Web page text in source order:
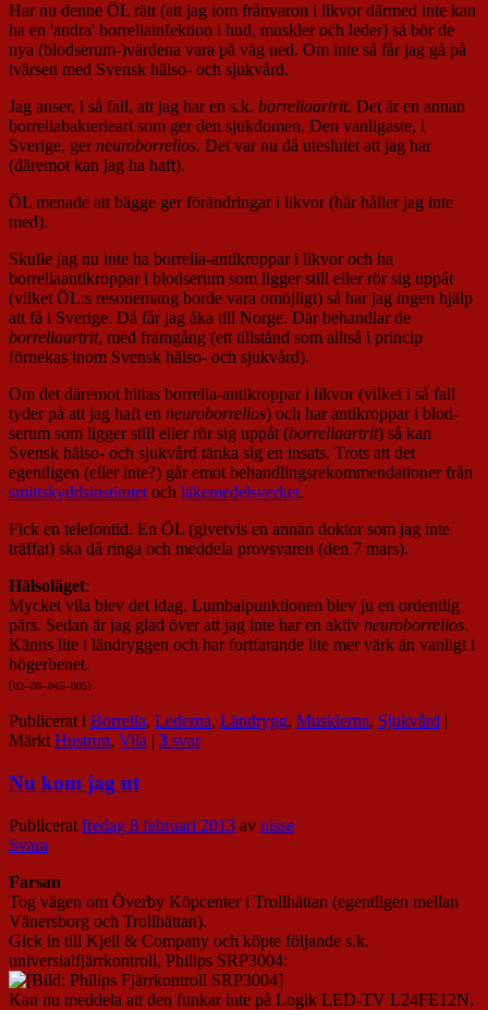
Har nu denne ÖL rätt (att jag iom frånvaron i likvor därmed inte kan
ha en 'andra' borreliainfektion i hud, muskler och leder) så bör de
nya (blodserum-)värdena vara på väg ned. Om inte så får jag gå på
tvärsen med Svensk hälso- och sjukvård.
Jag anser, i så fall, att jag har en s.k. borreliaartrit. Det är en annan
borreliabakterieart som ger den sjukdomen. Den vanligaste, i
Sverige, gerneuroborrelios. Det var nu då uteslutet att jag har
(däremot kan jag ha haft).
ÖL menade att bägge ger förändringar i likvor (här håller jag inte
med).
Skulle jag nu inte ha borrelia-antikroppar i likvor och ha
borreliaantikroppar i blodserum som ligger still eller rör sig uppåt
(vilket ÖL:s resonemang borde vara omöjligt) så har jag ingen hjälp
att få i Sverige. Då får jag åka till Norge. Där behandlar de
borreliaartrit, med framgång (ett tillstånd som alltså i princip
förnekas inom Svensk hälso- och sjukvård).
Om det däremot hittas borrelia-antikroppar i likvor (vilket i så fall
tyder på att jag haft en neuroborrelios) och har antikroppar i blod-
serum som ligger still eller rör sig uppåt (borreliaartrit) så kan
Svensk hälso- och sjukvård tänka sig en insats. Trots att det
egentligen (eller inte?) går emot behandlingsrekommendationer från
smittskyddsinstitutet och läkemedelsverket.
Fick en telefontid. En ÖL (givetvis en annan doktor som jag inte
träffat) ska då ringa och meddela provsvaren (den 7 mars).
Hälsoläget:
Mycket vila blev det idag. Lumbalpunktionen blev ju en ordentlig
pärs. Sedan är jag glad över att jag inte har en aktiv neuroborrelios.
Känns lite i ländryggen och har fortfarande lite mer värk än vanligt i
högerbenet.
02–08–045–005]
Publicerat i Borrelia, Lederna, Ländrygg, Musklerna, Sjukvård |
Märkt Hustrun, Vila | 3 svar
Nu kom jag ut
Publicerat fredag 8 februari 2013 av nisse
Svara
Farsan
Tog vägen om Överby Köpcenter i Trollhättan (egentligen mellan
Vänersborg och Trollhättan).
Gick in till Kjell & Company och köpte följande s.k.
universialfjärrkontroll, Philips SRP3004:
Kan nu meddela att den funkar inte på Logik LED-TV L24FE12N.